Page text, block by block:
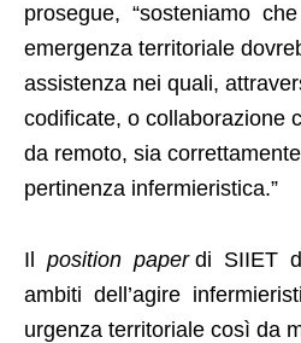
prosegue, “sosteniamo
emergenza territoriale
assistenza nei quali,
codificate, o collaborazione
da remoto, sia
pertinenza infermieristica.”
Il position paper di SIIET
ambiti dell’agire
urgenza territoriale così da